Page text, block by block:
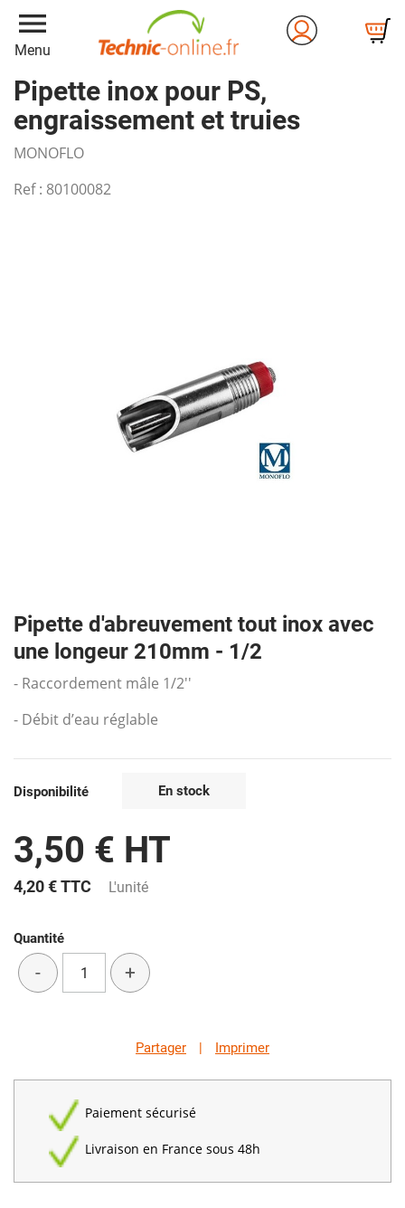
menu
Menu
Pipette inox pour PS,
engraissement et truies
MONOFLO
Ref : 80100082
Pipette d'abreuvement tout inox avec
une longeur 210mm - 1/2
- Raccordement mâle 1/2''
- Débit d’eau réglable
Disponibilité En stock
3,50 € HT
4,20 €TTC L'unité
Quantité
- +
Partager | Imprimer
Paiement sécurisé
Livraison en France sous 48h